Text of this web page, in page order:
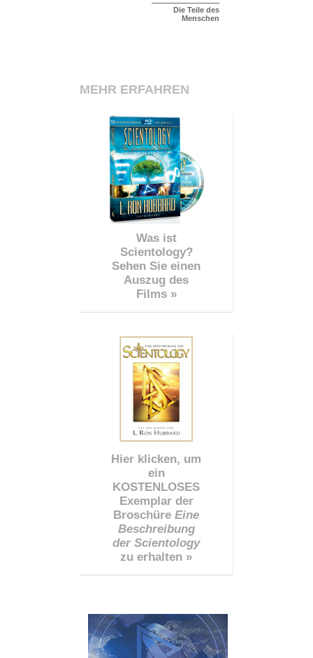
Die Teile des
Menschen
MEHR ERFAHREN
Was ist
Scientology?
Sehen Sie einen
Auszug des
Films »
Hier klicken, um
ein
KOSTENLOSES
Exemplar der
Broschüre Eine
Beschreibung
der Scientology
zu erhalten »